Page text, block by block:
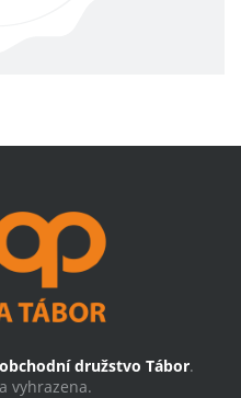
družstvo Tábor.
vyhrazena.